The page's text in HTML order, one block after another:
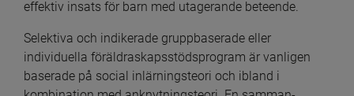
effektiv insats för barn med utagerande beteende.
Selektiva och indikerade gruppbaserade eller
individuella föräldraskapsstöds­program är vanligen
baserade på social inlärningsteori och ibland i